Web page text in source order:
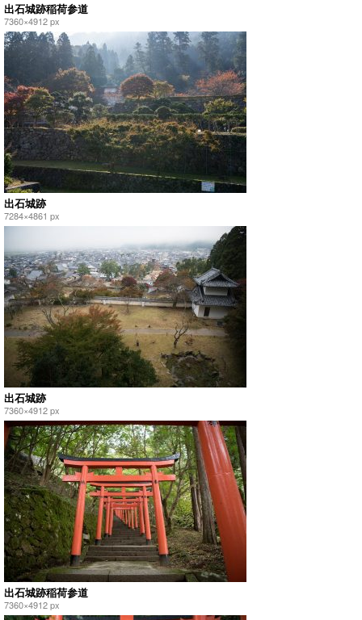
出石城跡稲荷参道
7360×4912 px
出石城跡
7284×4861 px
出石城跡
7360×4912 px
出石城跡稲荷参道
7360×4912 px